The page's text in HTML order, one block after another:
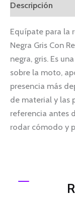
Descripción
Equípate para la
Negra Gris Con
negra, gris. Es
sobre la moto,
presencia más
de material y las
referencia antes
rodar cómodo y